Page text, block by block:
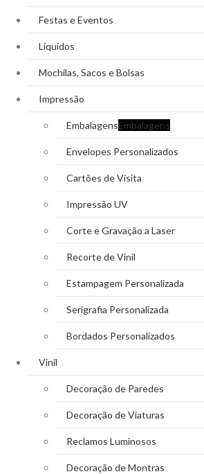
Festas e Eventos
Líquidos
Mochilas, Sacos e Bolsas
Impressão
EmbalagensEmbalagens
Envelopes Personalizados
Cartões de Visita
Impressão UV
Corte e Gravação a Laser
Recorte de Vinil
Estampagem Personalizada
Serigrafia Personalizada
Bordados Personalizados
Vinil
Decoração de Paredes
Decoração de Viaturas
Reclamos Luminosos
Decoração de Montras